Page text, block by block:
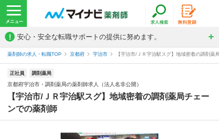
! 安心・安全な転職サポートの提供に努めます。
薬剤師の求人・転職TOP 京都府 宇治市 【宇治市/ＪＲ宇治駅スグ】地域密着の調剤
正社員 調剤薬局
京都府宇治市・調剤薬局の薬剤師求人（法人名非公開）
【宇治市/ＪＲ宇治駅スグ】地域密着の調剤薬局チェー
ンでの薬剤師